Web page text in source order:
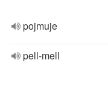
pojmuje
pell-mell